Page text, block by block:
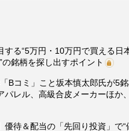
する“5万円・10万円で買える
の銘柄を探し出すポイント
「Bコミ」こと坂本慎太郎氏が5
レル、高級合皮メーカーほか
優待＆配当の「先回り投資」